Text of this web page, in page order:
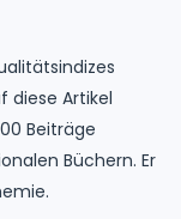
diese Artikel
Beiträge
Büchern. Er